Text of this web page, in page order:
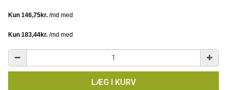
LÆG I KURV